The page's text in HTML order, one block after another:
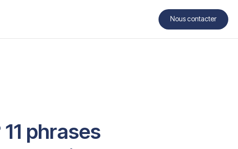
Nous contacter
Contact
phrases